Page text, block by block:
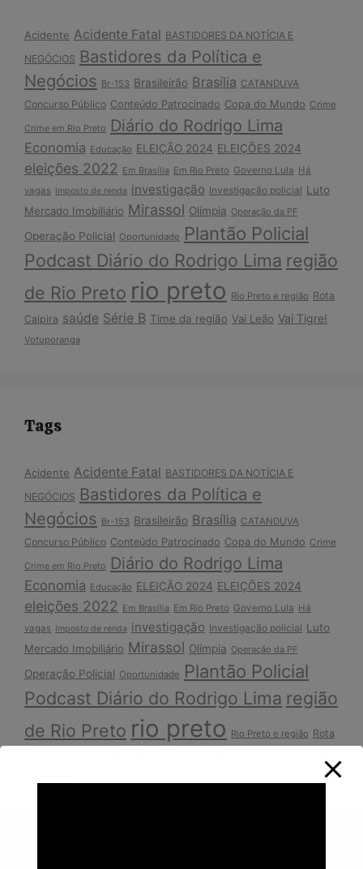
Acidente Acidente Fatal BASTIDORES DA NOTÍCIA E
NEGÓCIOS Bastidores da Política e
Negócios Br-153 Brasileirão Brasília CATANDUVA
Concurso Público Conteúdo Patrocinado Copa do Mundo Crime
Crime em Rio Preto Diário do Rodrigo Lima
Economia Educação ELEIÇÃO 2024 ELEIÇÕES 2024
eleições 2022 Em Brasília Em Rio Preto Governo Lula Há
vagas
Imposto de renda investigação Investigação policial Luto
Mercado Imobiliário Mirassol Olímpia Operação da PF
Operação Policial Oportunidade Plantão Policial
Podcast Diário do Rodrigo Lima região
de Rio Preto rio preto Rio Preto e região Rota
Caipira saúde Série B Time da região Vai Leão Vai Tigre!
Votuporanga
Tags
Acidente Acidente Fatal BASTIDORES DA NOTÍCIA E
NEGÓCIOS Bastidores da Política e
Negócios Br-153 Brasileirão Brasília CATANDUVA
Concurso Público Conteúdo Patrocinado Copa do Mundo Crime
Crime em Rio Preto Diário do Rodrigo Lima
Economia Educação ELEIÇÃO 2024 ELEIÇÕES 2024
eleições 2022 Em Brasília Em Rio Preto Governo Lula Há
vagas
Imposto de renda investigação Investigação policial Luto
Mercado Imobiliário Mirassol Olímpia Operação da PF
Operação Policial Oportunidade Plantão Policial
Podcast Diário do Rodrigo Lima região
de Rio Preto rio preto Rio Preto e região Rota